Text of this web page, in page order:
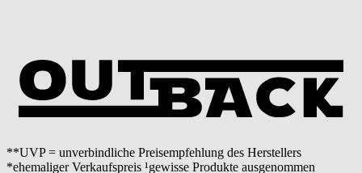
**UVP = unverbindliche Preisempfehlung des Herstellers
*ehemaliger Verkaufspreis ¹gewisse Produkte ausgenommen